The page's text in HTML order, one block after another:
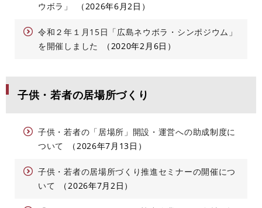
ウボラ」
2026年6月2日
令和２年１月15日「広島ネウボラ・シンポジウム」
を開催しました
2020年2月6日
子供・若者の居場所づくり
子供・若者の「居場所」開設・運営への助成制度に
ついて
2026年7月13日
子供・若者の居場所づくり推進セミナーの開催につ
いて
2026年7月2日